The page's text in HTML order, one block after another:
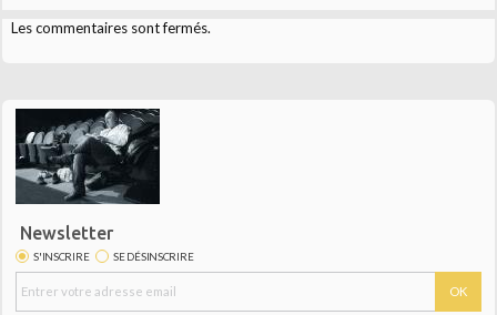
Les commentaires sont fermés.
Newsletter
S'INSCRIRE SE DÉSINSCRIRE